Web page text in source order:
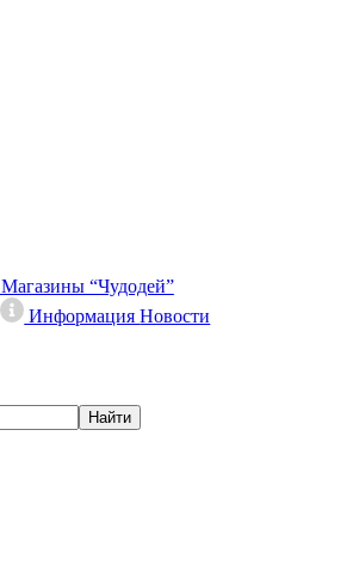
Магазины “Чудодей”
ИнформацияНовости
Найти